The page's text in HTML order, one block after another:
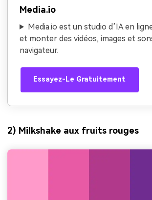
Media.io
Media.io est un studio d’IA en
et monter des vidéos, images et
navigateur.
Essayez-Le Gratuitement
2) Milkshake aux fruits rouges